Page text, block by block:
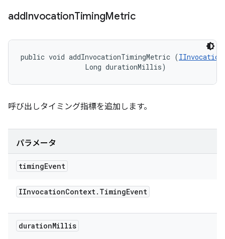
addInvocationTimingMetric
public void addInvocationTimingMetric (
                Long durationMillis)
呼び出しタイミング指標を追加します。
パラメータ
timingEvent
IInvocationContext. TimingEvent
durationMillis